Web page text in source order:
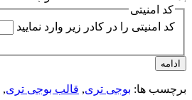
کد امنیتی
کد امنیتی را در کادر زیر وارد نمایید
ادامه
برچسب ها: بوجی تری, قالب بوجی تری,